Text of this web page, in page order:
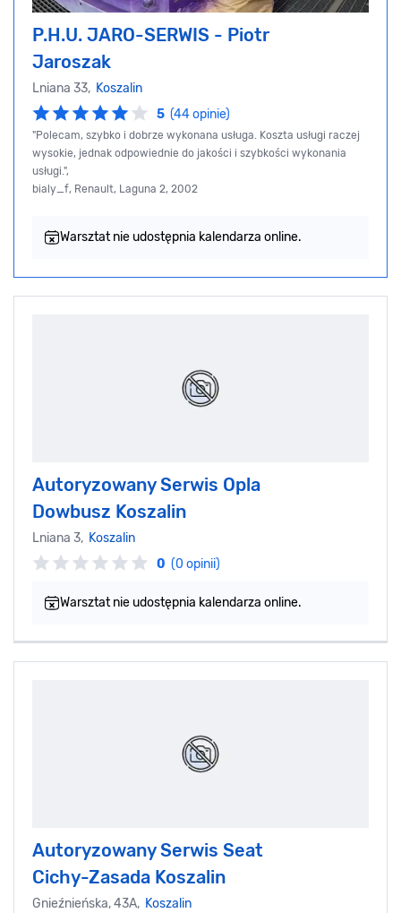
P.H.U. JARO-SERWIS - Piotr
Jaroszak
Lniana 33, Koszalin
5 (44 opinie)
"Polecam, szybko i dobrze wykonana usługa. Koszta usługi raczej
wysokie, jednak odpowiednie do jakości i szybkości wykonania
usługi.",
bialy_f, Renault, Laguna 2, 2002
Warsztat nie udostępnia kalendarza online.
Autoryzowany Serwis Opla
Dowbusz Koszalin
Lniana 3, Koszalin
0 (0 opinii)
Warsztat nie udostępnia kalendarza online.
Autoryzowany Serwis Seat
Cichy-Zasada Koszalin
Gnieźnieńska, 43A, Koszalin